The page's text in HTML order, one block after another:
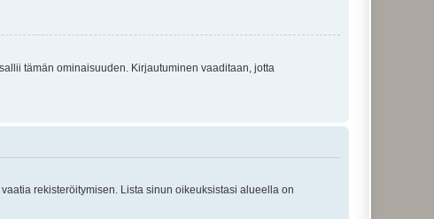
tämän ominaisuuden. Kirjautuminen vaaditaan, jotta
rekisteröitymisen. Lista sinun oikeuksistasi alueella on